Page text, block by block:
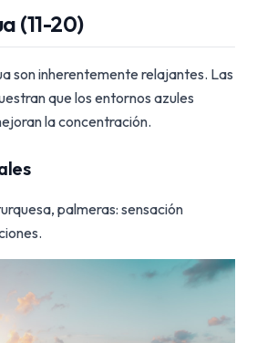
(11-20)
son inherentemente relajantes. Las
que los entornos azules
la concentración.
palmeras: sensación